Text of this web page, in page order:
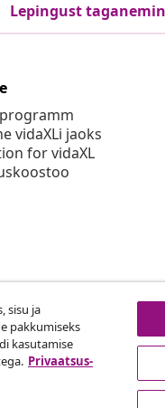
Lepingust
vidaXLi jaoks
for vidaXL
sisu ja
pakkumiseks
kasutamise
Privaatsus-